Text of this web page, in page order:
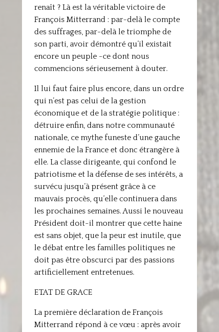
renaît ? Là est la véritable victoire de
François Mitterrand : par-delà le compte
des suffrages, par-delà le triomphe de
son parti, avoir démontré qu’il existait
encore un peuple -ce dont nous
commencions sérieusement à douter.
Il lui faut faire plus encore, dans un ordre
qui n’est pas celui de la gestion
économique et de la stratégie politique :
détruire enfin, dans notre communauté
nationale, ce mythe funeste d’une gauche
ennemie de la France et donc étrangère à
elle. La classe dirigeante, qui confond le
patriotisme et la défense de ses intérêts, a
survécu jusqu’à présent grâce à ce
mauvais procès, qu’elle continuera dans
les prochaines semaines. Aussi le nouveau
Président doit-il montrer que cette haine
est sans objet, que la peur est inutile, que
le débat entre les familles politiques ne
doit pas être obscurci par des passions
artificiellement entretenues.
ETAT DE GRACE
La première déclaration de François
Mitterrand répond à ce vœu : après avoir